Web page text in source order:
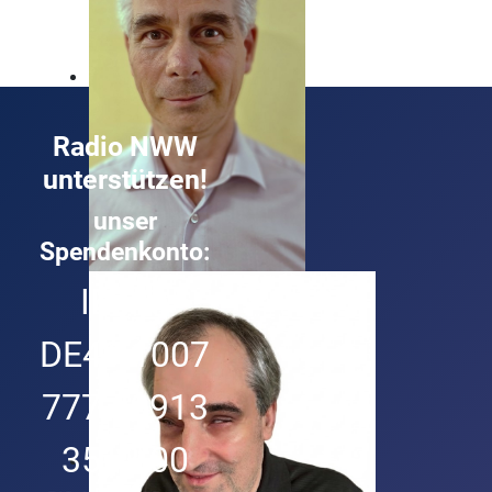
Technik und Musik ist sein Ding
Radio NWW
unterstützen!
unser
Spendenkonto:
IBAN:
DE49 1007
7777 0913
3513 00